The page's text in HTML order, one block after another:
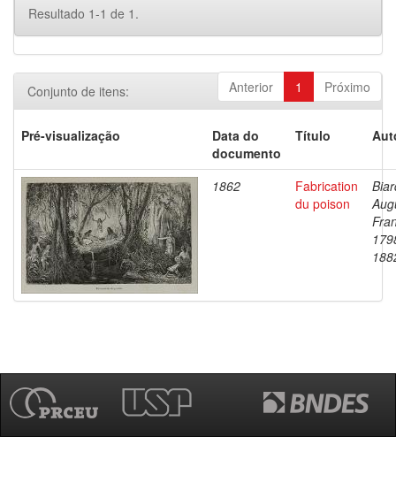
Resultado 1-1 de 1.
Anterior 1 Próximo
Conjunto de itens:
Pré-visualização
Data do
documento
Título
1862
Fabrication
du poison